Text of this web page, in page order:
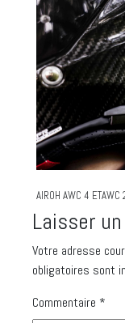
AIROH AWC 4 ETAWC
Laisser
Votre adresse
obligatoires sont
Commentaire *